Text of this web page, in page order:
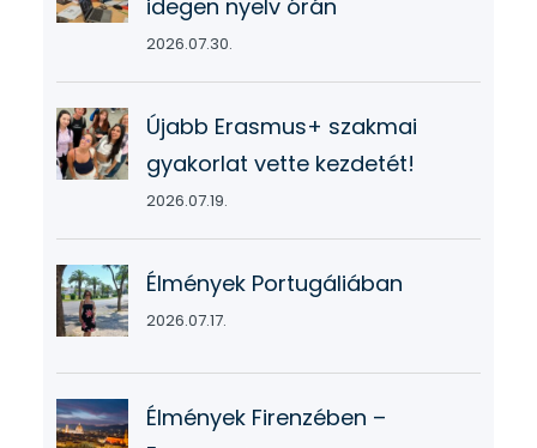
idegen nyelv órán
2026.07.30.
Újabb Erasmus+ szakmai
gyakorlat vette kezdetét!
2026.07.19.
Élmények Portugáliában
2026.07.17.
Élmények Firenzében –